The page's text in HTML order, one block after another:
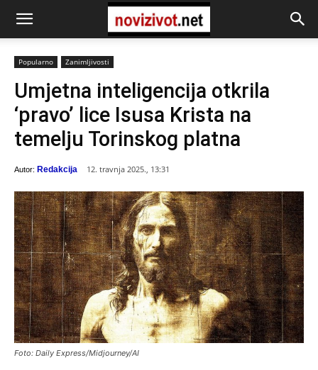
Popularno Zanimljivosti
Umjetna inteligencija otkrila
‘pravo’ lice Isusa Krista na
temelju Torinskog platna
Autor: Redakcija 12. travnja 2025., 13:31
Foto: Daily Express/Midjourney/AI